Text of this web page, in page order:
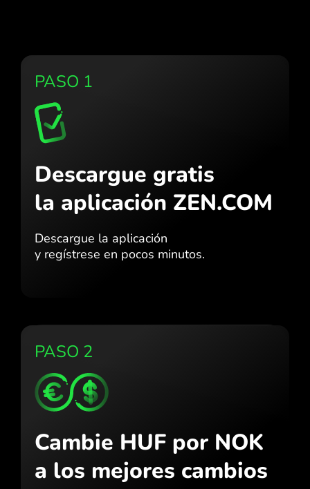
PASO 1
Descargue gratis
la aplicación ZEN.COM
Descargue la aplicación
y regístrese en pocos minutos.
PASO 2
Cambie HUF por NOK
a los mejores cambios